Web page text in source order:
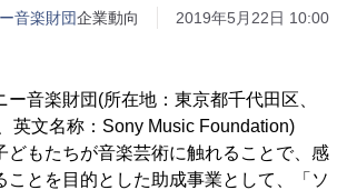
音楽財団企業動向 2019年5月22日 10:00
音楽財団(所在地：東京都千代田区、
英文名称：Sony Music Foundation)
どもたちが音楽芸術に触れることで、感
ことを目的とした助成事業として、「ソ